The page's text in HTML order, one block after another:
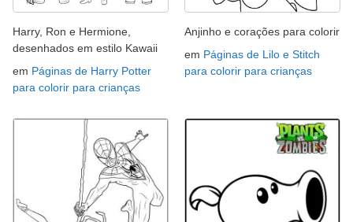
Harry, Ron e Hermione,
desenhados em estilo Kawaii
em Páginas de Harry Potter
para colorir para crianças
Anjinho e corações para colorir
em Páginas de Lilo e Stitch
para colorir para crianças